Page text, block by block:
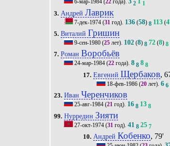
6-мар-1984 (22 года). 2
1
3. АндрейЛаврик
7-дек-1974 (31 год). 136 (58) 8 113 (
5. Виталий Гришин
9-сен-1980 (25 лет). 102 (8) 8 72 (8) 8
7. РоманВоробьёв
24-мар-1984 (22 года).8 8 8 8
17. Евгений Щербаков,
18-фев-1986(20лет). 6 6
23. Иван Черенчиков
25-авг-1984 (21 год). 16 8 13 8
99. Нурредин Зияти
27-окт-1974 (31 год).41 8 25 7
10. Андрей Кобенко, 79'